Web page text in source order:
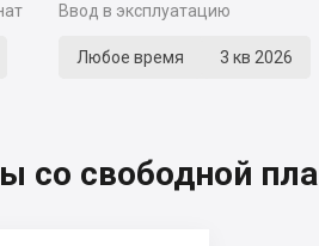
Ввод в эксплуатацию
Любое время 3 кв 2026
со свободной